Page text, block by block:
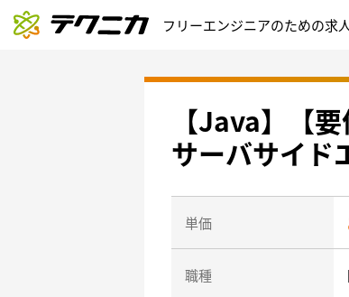
フリーエンジニアのための求
【Java】【
サーバサイド
単価
職種